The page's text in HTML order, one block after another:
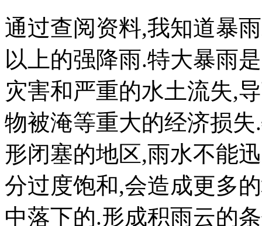
通过查阅资料,我知道暴
以上的强降雨.特大暴雨
灾害和严重的水土流失,
物被淹等重大的经济损
形闭塞的地区,雨水不能
分过度饱和,会造成更多
中落下的.形成积雨云的